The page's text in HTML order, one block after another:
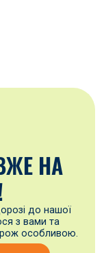
НА
до нашої
з вами та
особливою.